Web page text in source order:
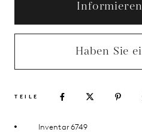
Haben Sie
TEILE
Inventar 6749